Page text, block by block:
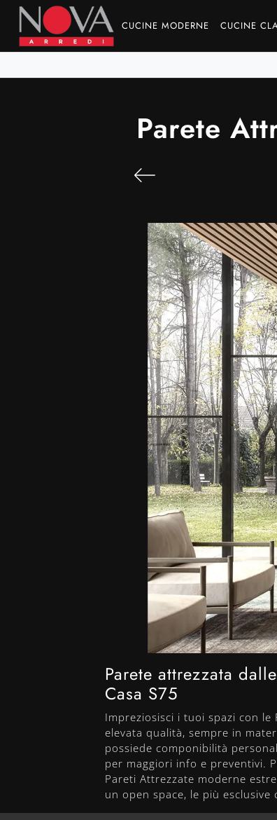
CUCINE MODERNE CUCINE
Parete
Parete attrezzata
Casa S75
Impreziosisci i tuoi spazi con
elevata qualità, sempre in
possiede componibilità
per maggiori info e preventivi.
Pareti Attrezzate moderne
un open space, le più